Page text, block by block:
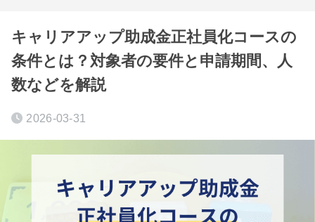
キャリアアップ助成金正社員化コースの
条件とは？対象者の要件と申請期間、人
数などを解説
2026-03-31